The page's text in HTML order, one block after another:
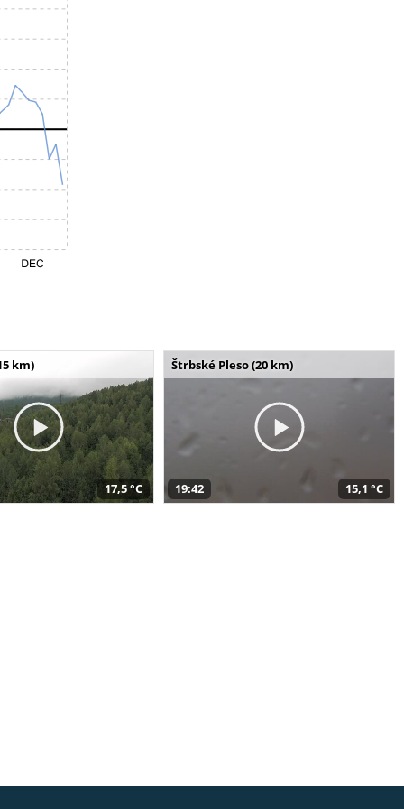
km)
17,5 °C
Štrbské Pleso (20 km)
19:42 15,1 °C